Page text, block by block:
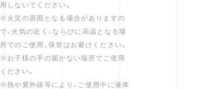
用しないでください。
※火災の原因となる場合がありますの
で、火気の近く、ならびに高温となる場
所でのご使用、保管はお避けください。
※お子様の手の届かない場所でご使用
ください。
※熱や紫外線等により、ご使用中に液体